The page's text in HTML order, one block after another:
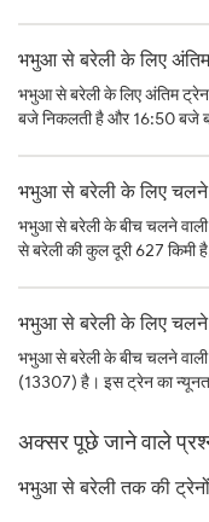
भभुआ से बरेली के लिए
भभुआ से बरेली के लिए अंतिम
बजे निकलती है और 16:50 बजे
भभुआ से बरेली के लिए
भभुआ से बरेली के बीच चलने
से बरेली की कुल दूरी 627
भभुआ से बरेली के लिए चलने
भभुआ से बरेली के बीच चलने
(13307) है। इस ट्रेन का
अक्सर पूछे जाने वाले
भभुआ से बरेली तक की